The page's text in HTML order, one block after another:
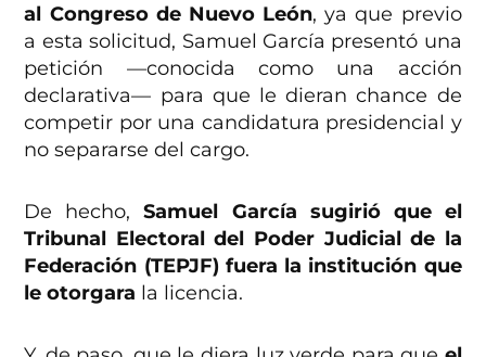
al Congreso de Nuevo León, ya que previo
a esta solicitud, Samuel García presentó una
petición —conocida como una acción
declarativa— para que le dieran chance de
competir por una candidatura presidencial y
no separarse del cargo.
De hecho,Samuel García sugirió que el
Tribunal Electoral del Poder Judicial de la
Federación (TEPJF) fuera la institución que
le otorgara la licencia.